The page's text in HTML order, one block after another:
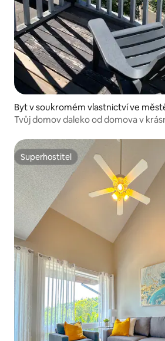
Byt v soukromém vlastnictví ve
ville
Tvůj domov daleko od domova v
Superhostitel
Superhostitel